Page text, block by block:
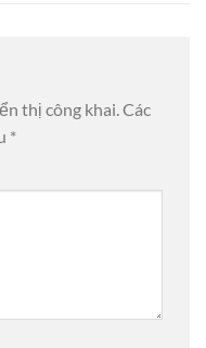
thị công khai.Các
*